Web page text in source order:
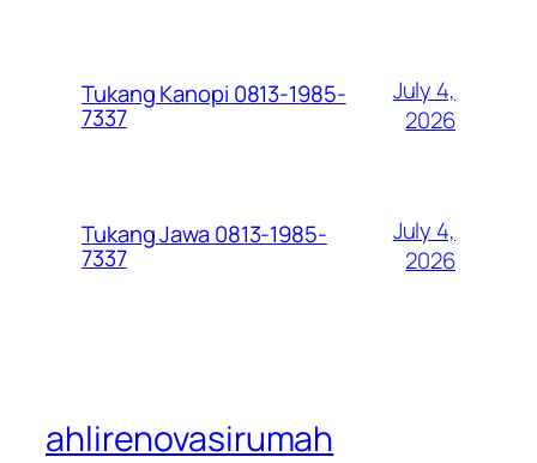
Tukang Kanopi 0813-1985-
7337
July 4,
2026
Tukang Jawa 0813-1985-
7337
July 4,
2026
ahlirenovasirumah